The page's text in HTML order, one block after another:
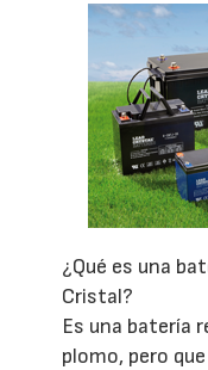
¿Qué es una
Cristal?
Es una batería
plomo, pero